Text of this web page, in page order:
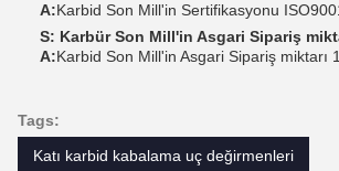
A:Karbid Son Mill'in Sertifikasyonu
S: Karbür Son Mill'in Asgari Sipariş
A:Karbid Son Mill'in Asgari Sipariş miktarı
Tags:
Katı karbid kabalama uç değirmenleri